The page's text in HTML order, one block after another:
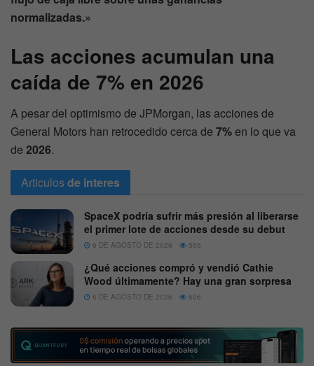
normalizadas.»
Las acciones acumulan una
caída de 7% en 2026
A pesar del optimismo de JPMorgan, las acciones de
General Motors han retrocedido cerca de 7%en lo que va
de 2026.
Articulosde interes
SpaceX podría sufrir más presión al liberarse
el primer lote de acciones desde su debut
6 DE AGOSTO DE 2026 555
¿Qué acciones compró y vendió Cathie
Wood últimamente? Hay una gran sorpresa
6 DE AGOSTO DE 2026 606